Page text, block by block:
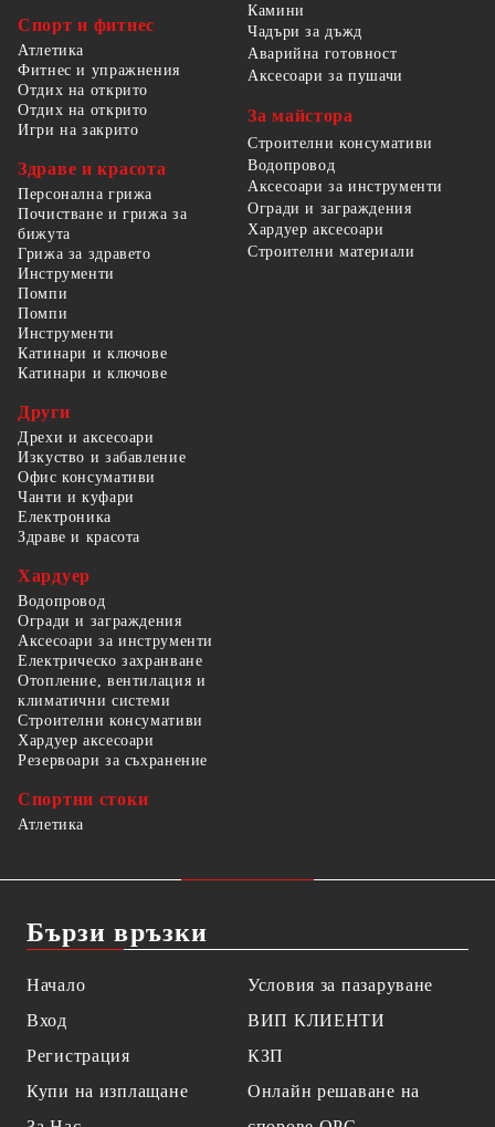
Спорт и фитнес
Атлетика
Фитнес и упражнения
Отдих на открито
Отдих на открито
Игри на закрито
Здраве и красота
Персонална грижа
Почистване и грижа за
бижута
Грижа за здравето
Камини
Чадъри за дъжд
Аварийна готовност
Аксесоари за пушачи
За майстора
Строителни консумативи
Водопровод
Аксесоари за инструменти
Огради и заграждения
Хардуер аксесоари
Строителни материали
Инструменти
Помпи
Помпи
Инструменти
Катинари и ключове
Катинари и ключове
Други
Дрехи и аксесоари
Изкуство и забавление
Офис консумативи
Чанти и куфари
Електроника
Здраве и красота
Хардуер
Водопровод
Огради и заграждения
Аксесоари за инструменти
Електрическо захранване
Отопление, вентилация и
климатични системи
Строителни консумативи
Хардуер аксесоари
Резервоари за съхранение
Спортни стоки
Атлетика
Бързи връзки
Начало
Вход
Регистрация
Купи на изплащане
Условия за пазаруване
ВИП КЛИЕНТИ
КЗП
Онлайн решаване на